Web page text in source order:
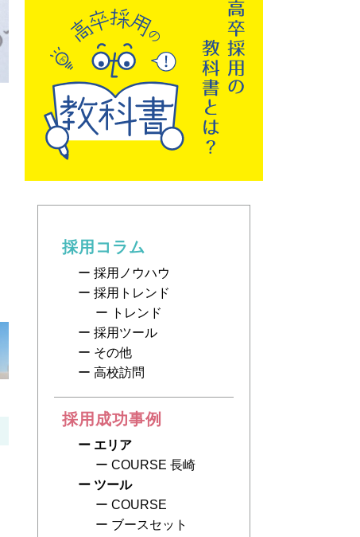
採用コラム
採用ノウハウ
採用トレンド
トレンド
採用ツール
その他
高校訪問
採用成功事例
エリア
COURSE 長崎
ツール
COURSE
ブースセット